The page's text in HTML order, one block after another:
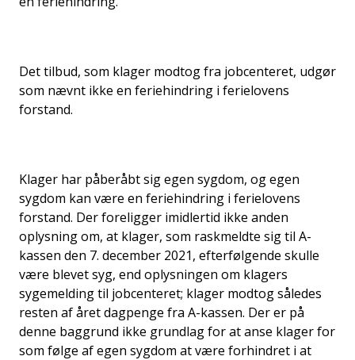
Det tilbud, som klager modtog fra jobcenteret, udgør
som nævnt ikke en feriehindring i ferielovens
forstand.
Klager har påberåbt sig egen sygdom, og egen
sygdom kan være en feriehindring i ferielovens
forstand. Der foreligger imidlertid ikke anden
oplysning om, at klager, som raskmeldte sig til A-
kassen den 7. december 2021, efterfølgende skulle
være blevet syg, end oplysningen om klagers
sygemelding til jobcenteret; klager modtog således
resten af året dagpenge fra A-kassen. Der er på
denne baggrund ikke grundlag for at anse klager for
som følge af egen sygdom at være forhindret i at